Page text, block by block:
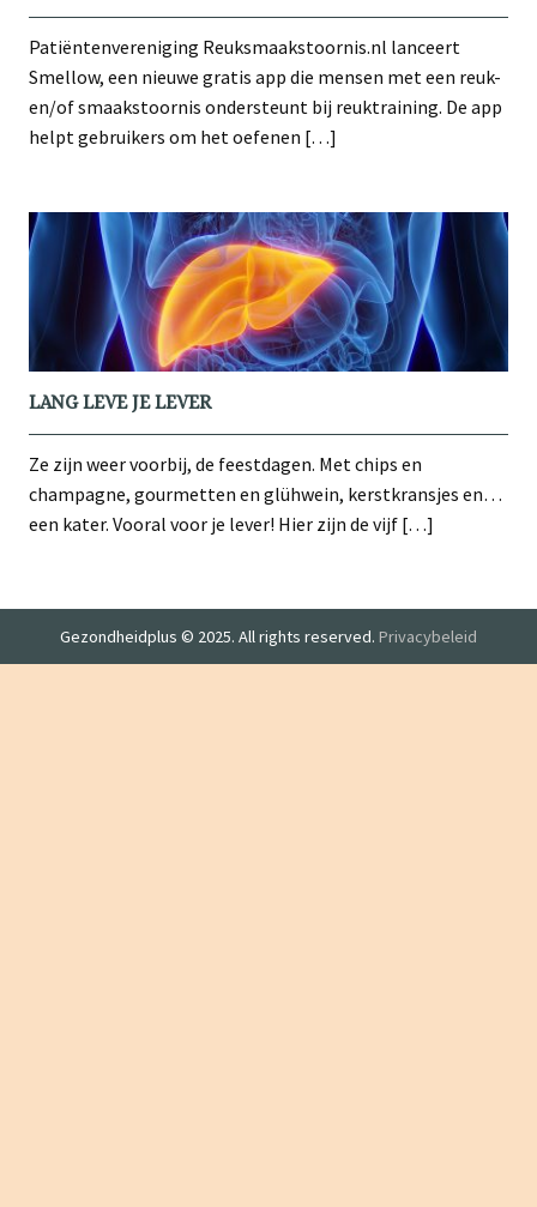
Patiëntenvereniging Reuksmaakstoornis.nl lanceert
Smellow, een nieuwe gratis app die mensen met een reuk-
en/of smaakstoornis ondersteunt bij reuktraining. De app
helpt gebruikers om het oefenen […]
LANG LEVE JE LEVER
Ze zijn weer voorbij, de feestdagen. Met chips en
champagne, gourmetten en glühwein, kerstkransjes en…
een kater. Vooral voor je lever! Hier zijn de vijf […]
Gezondheidplus © 2025. All rights reserved. Privacybeleid